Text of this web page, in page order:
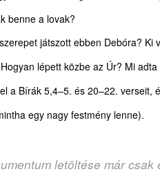
benne a lovak?
játszott ebben Debóra? Ki
lépett közbe az Úr? Mi
a Bírák 5,4–5. és 20–22. verseit,
egy nagy festmény lenne).
letöltése már